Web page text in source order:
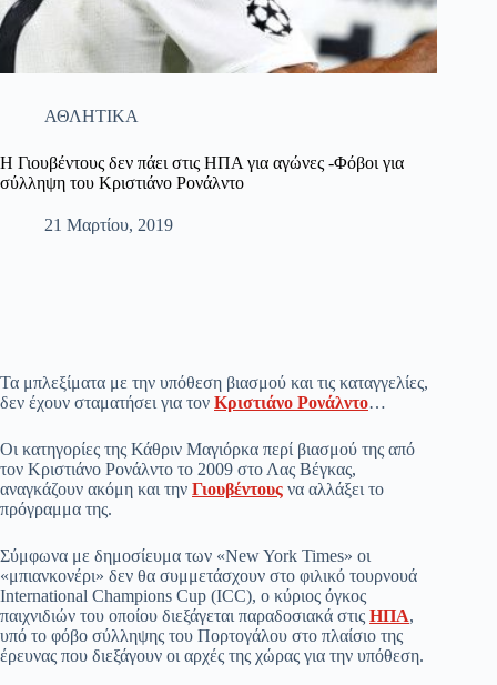
ΑΘΛΗΤΙΚΑ
Η Γιουβέντους δεν πάει στις ΗΠΑ για αγώνες -Φόβοι για
σύλληψη του Κριστιάνο Ρονάλντο
21 Μαρτίου, 2019
Τα μπλεξίματα με την υπόθεση βιασμού και τις καταγγελίες,
δεν έχουν σταματήσει για τον Κριστιάνο Ρονάλντο…
Οι κατηγορίες της Κάθριν Μαγιόρκα περί βιασμού της από
τον Κριστιάνο Ρονάλντο το 2009 στο Λας Βέγκας,
αναγκάζουν ακόμη και την Γιουβέντους να αλλάξει το
πρόγραμμα της.
Σύμφωνα με δημοσίευμα των «New York Times» οι
«μπιανκονέρι» δεν θα συμμετάσχουν στο φιλικό τουρνουά
International Champions Cup (ICC), ο κύριος όγκος
παιχνιδιών του οποίου διεξάγεται παραδοσιακά στις ΗΠΑ,
υπό το φόβο σύλληψης του Πορτογάλου στο πλαίσιο της
έρευνας που διεξάγουν οι αρχές της χώρας για την υπόθεση.